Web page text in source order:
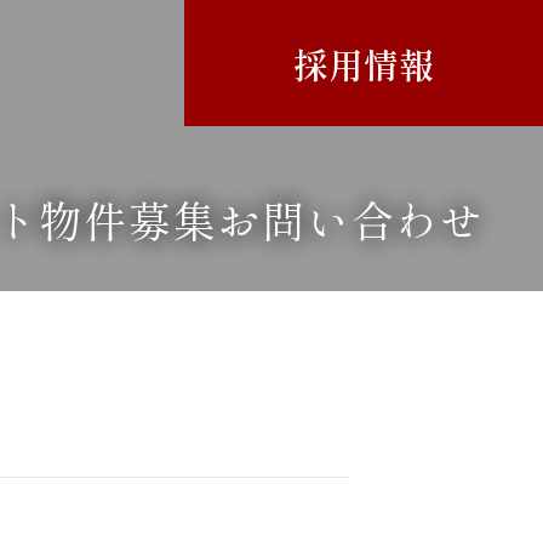
採用情報
物件募集お問い合わせ